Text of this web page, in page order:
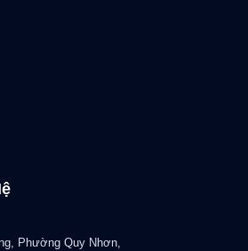
Phường Quy Nhơn,